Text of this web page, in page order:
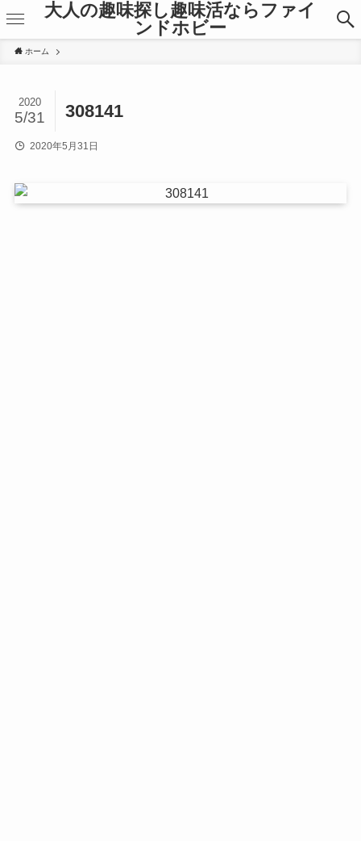
大人の趣味探し趣味活ならファイ
ンドホビー
ホーム
308141
2020
5/31
2020年5月31日